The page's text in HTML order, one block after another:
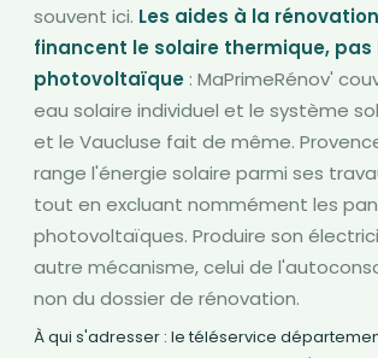
souvent ici. Les aides à la
financent le solaire thermique, pas
photovoltaïque : MaPrimeRénov'
eau solaire individuel et le système
et le Vaucluse fait de même.
range l'énergie solaire parmi ses
tout en excluant nommément les
photovoltaïques. Produire son
autre mécanisme, celui de
non du dossier de rénovation.
À qui s'adresser : le téléservice